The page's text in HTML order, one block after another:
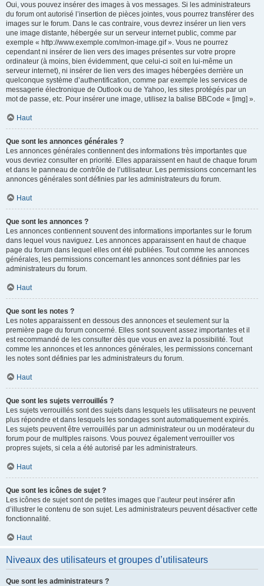
Oui, vous pouvez insérer des images à vos messages. Si les administrateurs
du forum ont autorisé l’insertion de pièces jointes, vous pourrez transférer des
images sur le forum. Dans le cas contraire, vous devrez insérer un lien vers
une image distante, hébergée sur un serveur internet public, comme par
exemple « http://www.exemple.com/mon-image.gif ». Vous ne pourrez
cependant ni insérer de lien vers des images présentes sur votre propre
ordinateur (à moins, bien évidemment, que celui-ci soit en lui-même un
serveur internet), ni insérer de lien vers des images hébergées derrière un
quelconque système d’authentification, comme par exemple les services de
messagerie électronique de Outlook ou de Yahoo, les sites protégés par un
mot de passe, etc. Pour insérer une image, utilisez la balise BBCode « [img] ».
Haut
Que sont les annonces générales ?
Les annonces générales contiennent des informations très importantes que
vous devriez consulter en priorité. Elles apparaissent en haut de chaque forum
et dans le panneau de contrôle de l’utilisateur. Les permissions concernant les
annonces générales sont définies par les administrateurs du forum.
Haut
Que sont les annonces ?
Les annonces contiennent souvent des informations importantes sur le forum
dans lequel vous naviguez. Les annonces apparaissent en haut de chaque
page du forum dans lequel elles ont été publiées. Tout comme les annonces
générales, les permissions concernant les annonces sont définies par les
administrateurs du forum.
Haut
Que sont les notes ?
Les notes apparaissent en dessous des annonces et seulement sur la
première page du forum concerné. Elles sont souvent assez importantes et il
est recommandé de les consulter dès que vous en avez la possibilité. Tout
comme les annonces et les annonces générales, les permissions concernant
les notes sont définies par les administrateurs du forum.
Haut
Que sont les sujets verrouillés ?
Les sujets verrouillés sont des sujets dans lesquels les utilisateurs ne peuvent
plus répondre et dans lesquels les sondages sont automatiquement expirés.
Les sujets peuvent être verrouillés par un administrateur ou un modérateur du
forum pour de multiples raisons. Vous pouvez également verrouiller vos
propres sujets, si cela a été autorisé par les administrateurs.
Haut
Que sont les icônes de sujet ?
Les icônes de sujet sont de petites images que l’auteur peut insérer afin
d’illustrer le contenu de son sujet. Les administrateurs peuvent désactiver cette
fonctionnalité.
Haut
Niveaux des utilisateurs et groupes d’utilisateurs
Que sont les administrateurs ?